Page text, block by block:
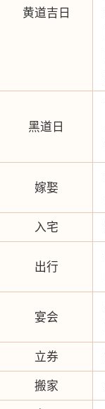
黄道吉日
黑道日
嫁娶
入宅
出行
宴会
立券
搬家